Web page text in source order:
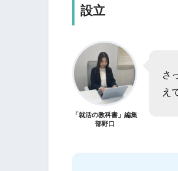
設立
「就活の教科書」編集
部野口
さ
え